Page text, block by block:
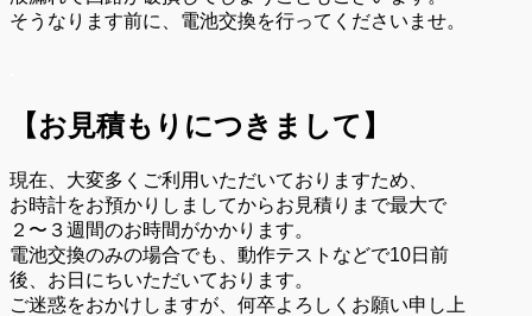
そうなります前に、電池交換を行ってくださいませ。
【お見積もりにつきまして】
現在、大変多くご利用いただいておりますため、
お時計をお預かりしましてからお見積りまで最大で
２〜３週間のお時間がかかります。
電池交換のみの場合でも、動作テストなどで10日前
後、お日にちいただいております。
ご迷惑をおかけしますが、何卒よろしくお願い申し上